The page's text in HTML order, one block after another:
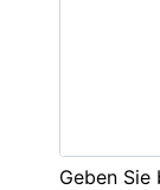
Geben